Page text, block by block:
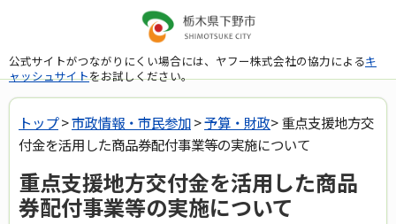
公式サイトがつながりにくい場合には、ヤフー株式会社の協力によるキ
ャッシュサイトをお試しください。
トップ>市政情報・市民参加>予算・財政> 重点支援地方交
付金を活用した商品券配付事業等の実施について
重点支援地方交付金を活用した商品
券配付事業等の実施について